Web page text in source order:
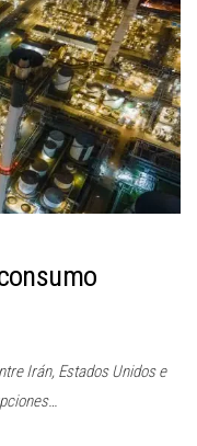
Irán, Estados Unidos e